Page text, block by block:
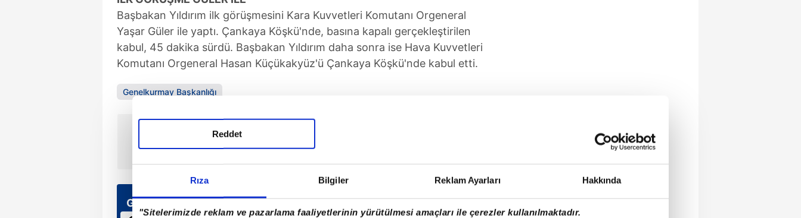
Rıza Bilgiler Reklam Ayarları Hakkında
"Sitelerimizde reklam ve pazarlama faaliyetlerinin yürütülmesi amaçları ile çerezler kullanılmaktadır.
Reddet
Başbakan Yıldırım ilk görüşmesini Kara Kuvvetleri Komutanı Orgeneral
Yaşar Güler ile yaptı. Çankaya Köşkü'nde, basına kapalı gerçekleştirilen
kabul, 45 dakika sürdü. Başbakan Yıldırım daha sonra ise Hava Kuvvetleri
Komutanı Orgeneral Hasan Küçükakyüz'ü Çankaya Köşkü'nde kabul etti.
Genelkurmay Başkanlığı
ÖNCEKİ HABER
nasıl?
Günün Manşetleri